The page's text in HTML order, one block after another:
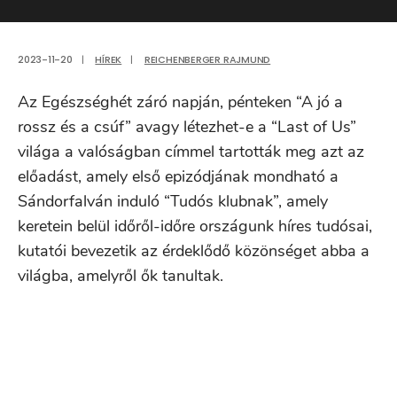
2023-11-20 | HÍREK | REICHENBERGER RAJMUND
Az Egészséghét záró napján, pénteken “A jó a
rossz és a csúf” avagy létezhet-e a “Last of Us”
világa a valóságban címmel tartották meg azt az
előadást, amely első epizódjának mondható a
Sándorfalván induló “Tudós klubnak”, amely
keretein belül időről-időre országunk híres tudósai,
kutatói bevezetik az érdeklődő közönséget abba a
világba, amelyről ők tanultak.